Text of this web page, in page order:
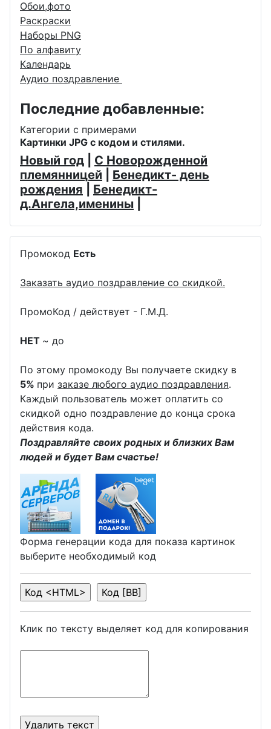
Обои,фото
Раскраски
Наборы PNG
По алфавиту
Календарь
Аудио поздравление
Последние добавленные:
Категории с примерами
Картинки JPG с кодом и стилями.
Новый год
С Новорожденной
племянницей
Бенедикт- день
рождения
Бенедикт-
д.Ангела,именины
Промокод Есть
Заказать аудио поздравление со скидкой.
ПромоКод / действует - Г.М.Д.
НЕТ ~ до
По этому промокоду Вы получаете скидку в
5% при заказе любого аудио поздравления.
Каждый пользователь может оплатить со
скидкой одно поздравление до конца срока
действия кода.
Поздравляйте своих родных и близких Вам
людей и будет Вам счастье!
Форма генерации кода для показа картинок
выберите необходимый код
Клик по тексту выделяет код для копирования